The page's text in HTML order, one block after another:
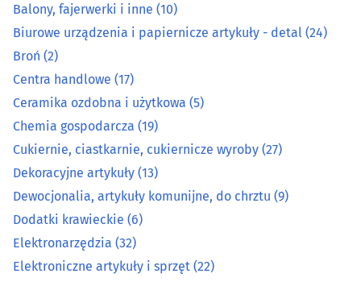
Dodatki krawieckie (6)
Elektronarzędzia
Elektroniczne artykuły i sprzęt(22)
Elektryczne artykuły i sprzęt
Fotograficzne artykuły(11)
Handel zagraniczny(7)
Balony, fajerwerki i inne (10)
Biurowe urządzenia i papiernicze artykuły - detal (24)
Broń (2)
Centra handlowe (17)
Ceramika ozdobna i użytkowa (5)
Chemia gospodarcza (19)
Cukiernie, ciastkarnie, cukiernicze wyroby (27)
Dekoracyjne artykuły (13)
Dewocjonalia, artykuły komunijne, do chrztu (9)
Dodatki krawieckie (6)
Elektronarzędzia (32)
Elektroniczne artykuły i sprzęt (22)